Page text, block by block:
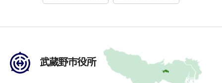
武蔵野市役所